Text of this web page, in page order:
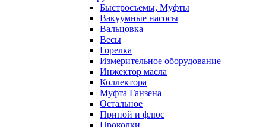
Быстросъемы, Муфты
Вакуумные насосы
Вальцовка
Весы
Горелка
Измерительное оборудование
Инжектор масла
Коллектора
Муфта Ганзена
Остальное
Припой и флюс
Проколки